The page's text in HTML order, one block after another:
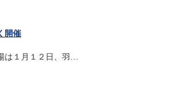
開催
は１月１２日、羽…